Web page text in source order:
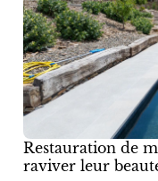
Restauration de
raviver leur